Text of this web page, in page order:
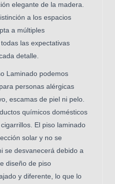
elegante de la madera.
a los espacios
a múltiples
las expectativas
detalle.
Laminado podemos
personas alérgicas
escamas de piel ni pelo.
químicos domésticos
El piso laminado
solar y no se
se desvanecerá debido a
diseño de piso
y diferente, lo que lo